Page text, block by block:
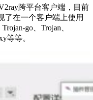
跨平台客户端，目前
了在一个客户端上使用
go、Trojan、
等等。